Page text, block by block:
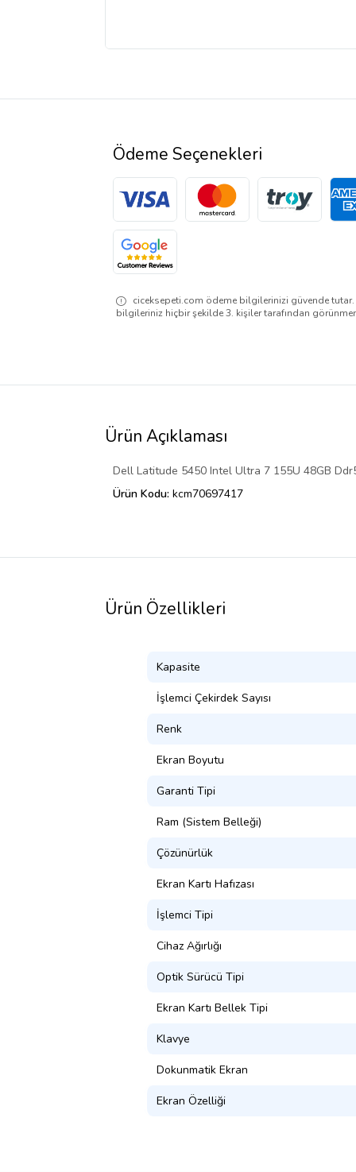
Ödeme Seçenekleri
ciceksepeti.com ödeme bilgilerinizi güvende tutar.
bilgileriniz hiçbir şekilde 3. kişiler tarafından
Ürün Açıklaması
Dell Latitude 5450 Intel Ultra 7 155U 48GB
Ürün Kodu: kcm70697417
Ürün Özellikleri
Kapasite
İşlemci Çekirdek Sayısı
Renk
Ekran Boyutu
Garanti Tipi
Ram (Sistem Belleği)
Çözünürlük
Ekran Kartı Hafızası
İşlemci Tipi
Cihaz Ağırlığı
Optik Sürücü Tipi
Ekran Kartı Bellek Tipi
Klavye
Dokunmatik Ekran
Ekran Özelliği